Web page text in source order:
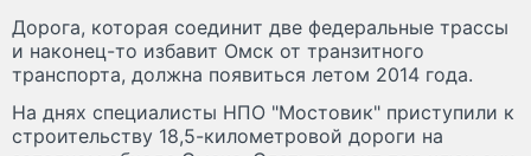
Дорога, которая соединит две федеральные трассы
и наконец-то избавит Омск от транзитного
транспорта, должна появиться летом 2014 года.
На днях специалисты НПО "Мостовик" приступили к
строительству 18,5-километровой дороги на